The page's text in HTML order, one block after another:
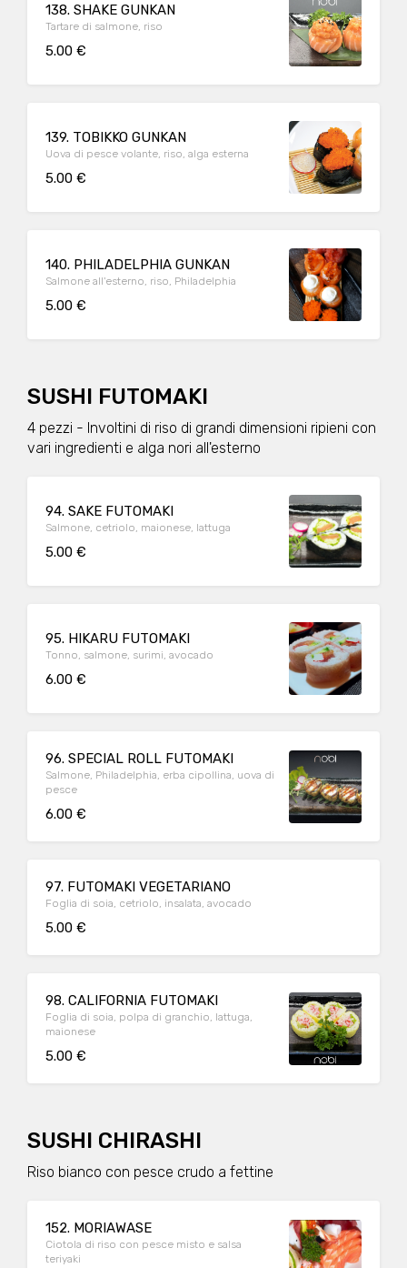
138. SHAKE GUNKAN
Tartare di salmone, riso
5.00 €
139. TOBIKKO GUNKAN
Uova di pesce volante, riso, alga esterna
5.00 €
140. PHILADELPHIA GUNKAN
Salmone all'esterno, riso, Philadelphia
5.00 €
SUSHI FUTOMAKI
4 pezzi - Involtini di riso di grandi dimensioni ripieni con
vari ingredienti e alga nori all'esterno
94. SAKE FUTOMAKI
Salmone, cetriolo, maionese, lattuga
5.00 €
95. HIKARU FUTOMAKI
Tonno, salmone, surimi, avocado
6.00 €
96. SPECIAL ROLL FUTOMAKI
Salmone, Philadelphia, erba cipollina, uova di
pesce
6.00 €
97. FUTOMAKI VEGETARIANO
Foglia di soia, cetriolo, insalata, avocado
5.00 €
98. CALIFORNIA FUTOMAKI
Foglia di soia, polpa di granchio, lattuga,
maionese
5.00 €
SUSHI CHIRASHI
Riso bianco con pesce crudo a fettine
152. MORIAWASE
Ciotola di riso con pesce misto e salsa
teriyaki